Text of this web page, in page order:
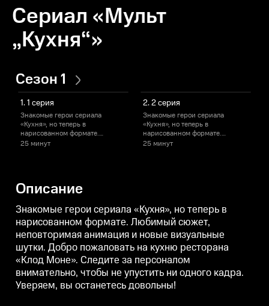
Сериал «Мульт
„Кухня“»
Сезон 1
1. 1 серия
Знакомые герои сериала
«Кухня», но теперь в
нарисованном формате.
Любимый сюжет, неповторимая
внимательно, чтобы не упустить
ни одного кадра. Уверяем, вы
останетесь довольны!
25 минут
2. 2 серия
Знакомые герои сериала
«Кухня», но теперь в
нарисованном формате.
Любимый сюжет, неповторимая
останетесь довольны!
25 минут
Описание
Знакомые герои сериала «Кухня», но теперь в
нарисованном формате. Любимый сюжет,
неповторимая анимация и новые визуальные
шутки. Добро пожаловать на кухню ресторана
«Клод Моне». Следите за персоналом
внимательно, чтобы не упустить ни одного кадра.
Уверяем, вы останетесь довольны!